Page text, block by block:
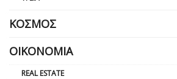
ΚΌΣΜΟΣ
ΟΙΚΟΝΟΜΊΑ
REAL ESTATE